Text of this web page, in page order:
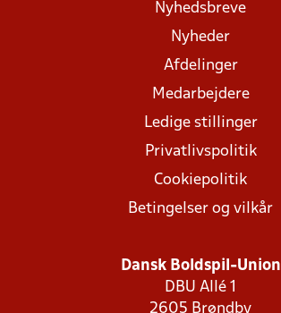
Nyhedsbreve
Nyheder
Afdelinger
Medarbejdere
Ledige stillinger
Privatlivspolitik
Cookiepolitik
Betingelser og vilkår
Dansk Boldspil-Union
DBU Allé 1
2605 Brøndby